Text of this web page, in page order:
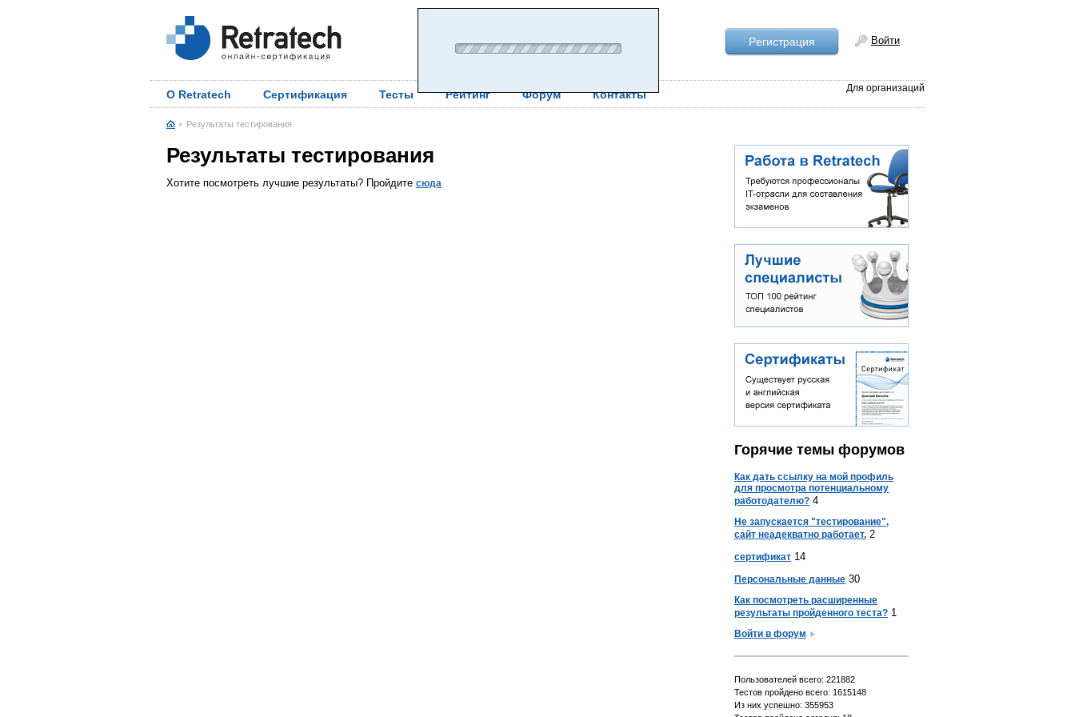
Рeгистрация Войти
Для организаций
О Retratech Сертификация Тесты Рейтинг Форум Контакты
Результаты тестирования
Результаты тестирования
Хотите посмотреть лучшие результаты? Пройдите сюда
Горячие темы форумов
Как дать ссылку на мой профиль
для просмотра потенциальному
работодателю? 4
Не запускается "тестирование",
сайт неадекватно работает. 2
сертификат 14
Персональные данные 30
Как посмотреть расширенные
результаты пройденного теста? 1
Войти в форум
Пользователей всего: 221882
Тестов пройдено всего: 1615148
Из них успешно: 355953